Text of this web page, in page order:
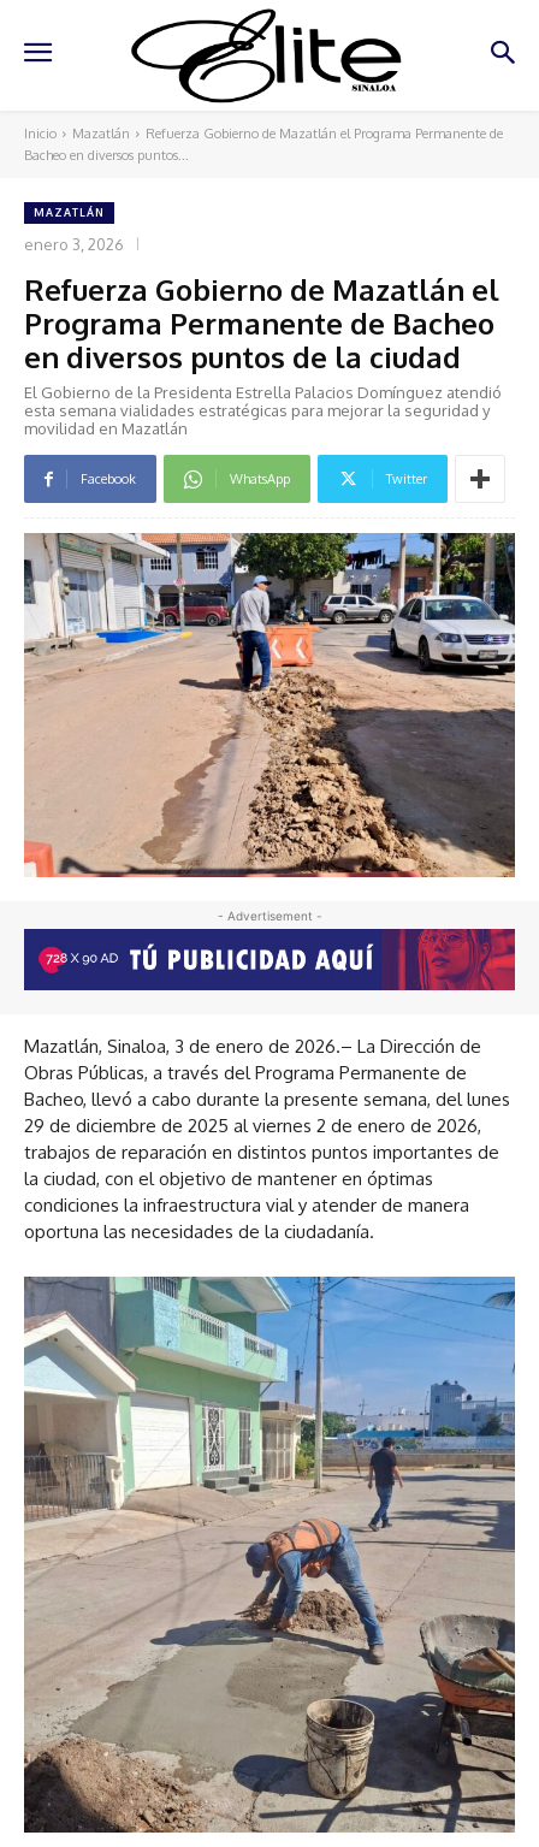
Inicio Mazatlán
Refuerza Gobierno de Mazatlán el Programa Permanente de
Bacheo en diversos puntos...
MAZATLÁN
enero 3, 2026
Refuerza Gobierno de Mazatlán el
Programa Permanente de Bacheo
en diversos puntos de la ciudad
El Gobierno de la Presidenta Estrella Palacios Domínguez atendió
esta semana vialidades estratégicas para mejorar la seguridad y
movilidad en Mazatlán
Facebook WhatsApp Twitter
- Advertisement -
Mazatlán, Sinaloa, 3 de enero de 2026.– La Dirección de
Obras Públicas, a través del Programa Permanente de
Bacheo, llevó a cabo durante la presente semana, del lunes
29 de diciembre de 2025 al viernes 2 de enero de 2026,
trabajos de reparación en distintos puntos importantes de
la ciudad, con el objetivo de mantener en óptimas
condiciones la infraestructura vial y atender de manera
oportuna las necesidades de la ciudadanía.